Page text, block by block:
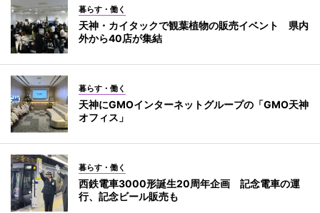
暮らす・働く
天神・カイタックで観葉植物の販売イベント 県内
外から40店が集結
暮らす・働く
天神にGMOインターネットグループの「GMO天神
オフィス」
暮らす・働く
西鉄電車3000形誕生20周年企画 記念電車の運
行、記念ビール販売も